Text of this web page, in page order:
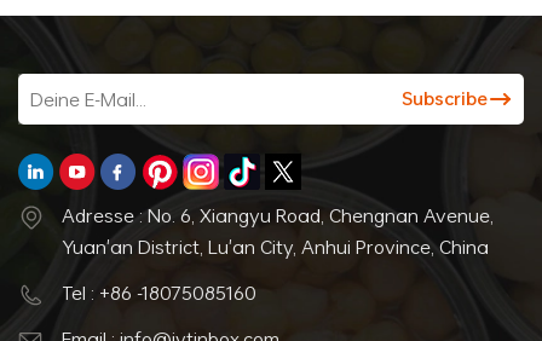
Adresse : No. 6, Xiangyu Road, Chengnan Avenue,
Yuan'an District, Lu'an City, Anhui Province, China
Tel : +86 -18075085160